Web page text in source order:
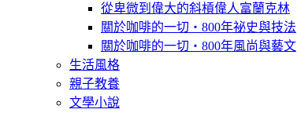
從卑微到偉大的斜槓偉人富蘭克林
關於咖啡的一切‧800年祕史與技法
關於咖啡的一切‧800年風尚與藝文
生活風格
親子教養
文學小說